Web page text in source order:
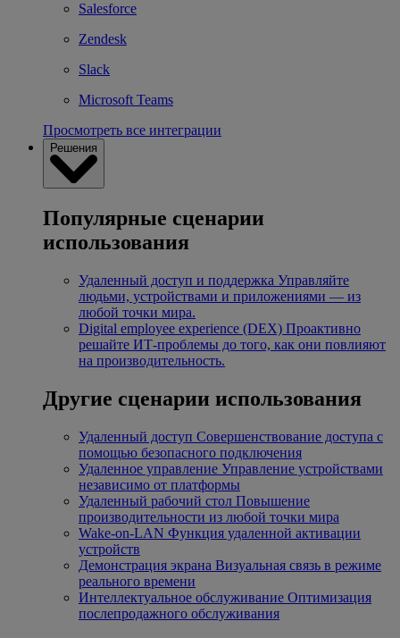
Salesforce
Zendesk
Slack
Microsoft Teams
Просмотреть все интеграции
Решения
Популярные сценарии
использования
Удаленный доступ и поддержка Управляйте
людьми, устройствами и приложениями — из
любой точки мира.
Digital employee experience (DEX) Проактивно
решайте ИТ-проблемы до того, как они повлияют
на производительность.
Другие сценарии использования
Удаленный доступ Совершенствование доступа с
помощью безопасного подключения
Удаленное управление Управление устройствами
независимо от платформы
Удаленный рабочий стол Повышение
производительности из любой точки мира
Wake-on-LAN Функция удаленной активации
устройств
Демонстрация экрана Визуальная связь в режиме
реального времени
Интеллектуальное обслуживание Оптимизация
послепродажного обслуживания